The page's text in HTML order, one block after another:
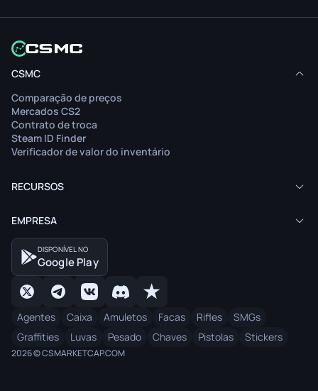
CSMC
Comparação de preços
Mercados CS2
Contrato de troca
Steam ID Finder
Verificador de valor do inventário
RECURSOS
EMPRESA
DISPONÍVEL NO
Google Play
Agentes Caixa Amuletos Facas Rifles
SMGs
Graffities
Luvas Pesado Chaves Pistolas Stickers
2026 © CSMARKETCAP.COM